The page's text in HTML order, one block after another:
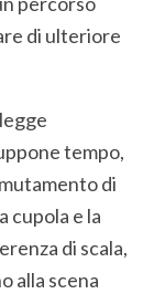
di ulteriore
tempo,
di
cupola e la
di scala,
alla scena